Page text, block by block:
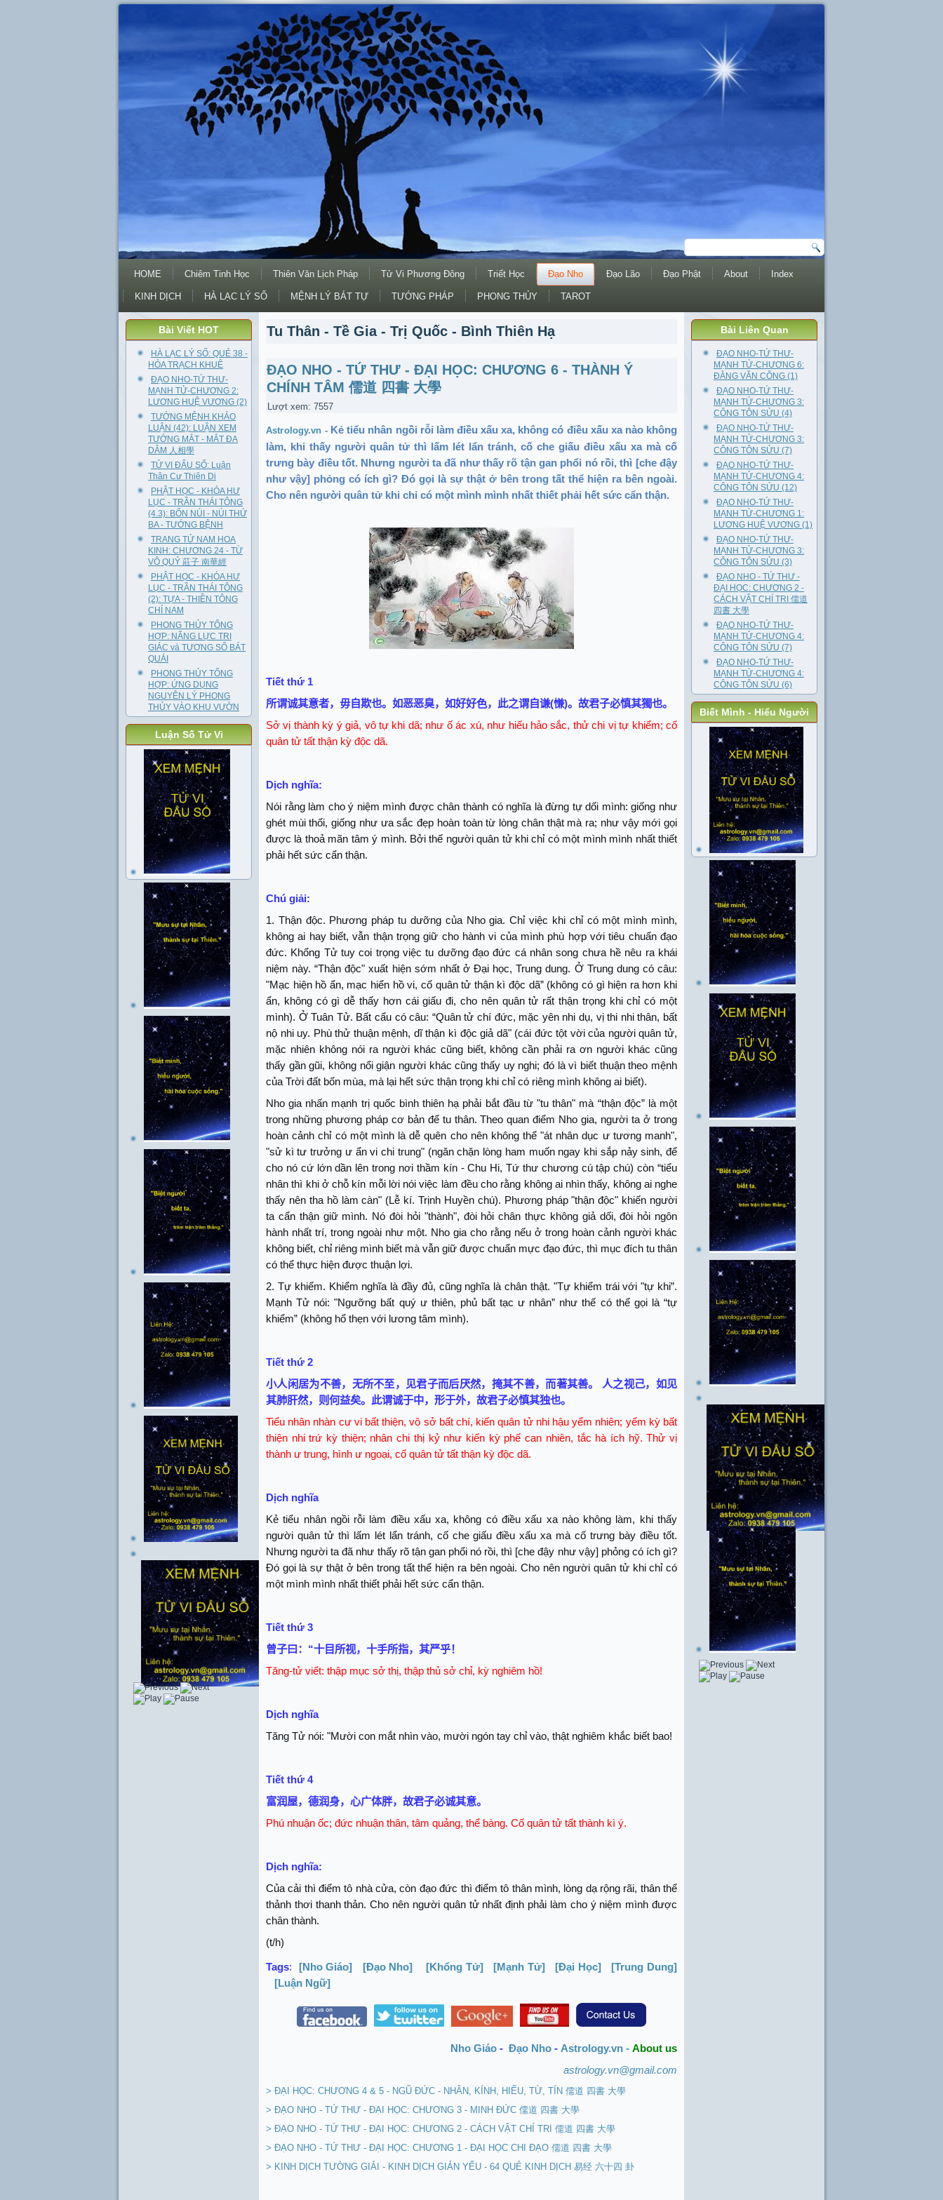
HOME Chiêm Tinh Học Thiên Văn Lịch Pháp Tử Vi Phương Đông Triết Học Đạo Nho Đạo Lão Đạo Phật About Index
KINH DỊCH HÀ LẠC LÝ SỐ MỆNH LÝ BÁT TỰ TƯỚNG PHÁP PHONG THỦY TAROT
Bài Viết HOT
HÀ LẠC LÝ SỐ: QUẺ 38 -
HỎA TRẠCH KHUÊ
ĐẠO NHO-TỨ THƯ-
MẠNH TỬ-CHƯƠNG 2:
LƯƠNG HUỆ VƯƠNG (2)
TƯỚNG MỆNH KHẢO
LUẬN (42): LUẬN XEM
TƯỚNG MẮT - MẮT ĐA
DÂM 人相學
TỬ VI ĐẨU SỐ: Luận
Thân Cư Thiên Di
PHẬT HỌC - KHÓA HƯ
LỤC - TRẦN THÁI TÔNG
(4.3): BỐN NÚI - NÚI THỨ
BA - TƯỚNG BỆNH
TRANG TỬ NAM HOA
KINH: CHƯƠNG 24 - TỪ
VÔ QUỶ 莊子 南華經
PHẬT HỌC - KHÓA HƯ
LỤC - TRẦN THÁI TÔNG
(2): TỰA - THIỀN TÔNG
CHỈ NAM
PHONG THỦY TỔNG
HỢP: NĂNG LỰC TRI
GIÁC và TƯỢNG SỐ BÁT
QUÁI
PHONG THỦY TỔNG
HỢP: ỨNG DỤNG
NGUYÊN LÝ PHONG
THỦY VÀO KHU VƯỜN
Luận Số Tử Vi
Tu Thân - Tề Gia - Trị Quốc - Bình Thiên Hạ
ĐẠO NHO - TỨ THƯ - ĐẠI HỌC: CHƯƠNG 6 - THÀNH Ý
CHÍNH TÂM 儒道 四書 大學
Lượt xem: 7557
Astrology.vn - Kẻ tiểu nhân ngồi rỗi làm điều xấu xa, không có điều xấu xa nào không
làm, khi thấy người quân tử thì lấm lét lẩn tránh, cố che giấu điều xấu xa mà cố
trưng bày điều tốt. Nhưng người ta đã như thấy rõ tận gan phổi nó rồi, thì [che đậy
như vậy] phỏng có ích gì? Đó gọi là sự thật ở bên trong tất thể hiện ra bên ngoài.
Cho nên người quân tử khi chỉ có một mình mình nhất thiết phải hết sức cẩn thận.
Tiết thứ 1
所谓诚其意者，毋自欺也。如恶恶臭，如好好色，此之谓自谦(慊)。故君子必慎其獨也。
Sở vị thành kỳ ý giả, vô tự khi dã; như ố ác xú, như hiếu hảo sắc, thử chi vị tự khiểm; cố
quân tử tất thận kỳ độc dã.
Dịch nghĩa:
Nói rằng làm cho ý niệm mình được chân thành có nghĩa là đừng tự dối mình: giống như
ghét mùi thối, giống như ưa sắc đẹp hoàn toàn từ lòng chân thật mà ra; như vậy mới gọi
được là thoả mãn tâm ý mình. Bởi thế người quân tử khi chỉ có một mình mình nhất thiết
phải hết sức cẩn thận.
Chú giải:
1. Thận độc. Phương pháp tu dưỡng của Nho gia. Chỉ việc khi chỉ có một mình mình,
không ai hay biết, vẫn thận trọng giữ cho hành vi của mình phù hợp với tiêu chuẩn đạo
đức. Khổng Tử tuy coi trọng việc tu dưỡng đạo đức cá nhân song chưa hề nêu ra khái
niệm này. “Thận độc" xuất hiện sớm nhất ở Đại học, Trung dung. Ở Trung dung có câu:
"Mạc hiện hồ ẩn, mạc hiển hồ vi, cố quân tử thận kì độc dã” (không có gì hiện ra hơn khi
ẩn, không có gì dễ thấy hơn cái giấu đi, cho nên quân tử rất thận trọng khi chỉ có một
mình). Ở Tuân Tử. Bất cẩu có câu: “Quân tử chí đức, mặc yên nhi dụ, vị thi nhi thân, bất
nộ nhi uy. Phù thử thuận mệnh, dĩ thận kì độc giả dã" (cái đức tột vời của người quân tử,
mặc nhiên không nói ra người khác cũng biết, không cần phải ra ơn người khác cũng
thấy gần gũi, không nổi giận người khác cũng thấy uy nghi; đó là vì biết thuận theo mệnh
của Trời đất bốn mùa, mà lại hết sức thận trọng khi chỉ có riêng mình không ai biết).
Nho gia nhấn mạnh trị quốc bình thiên hạ phải bắt đầu từ "tu thân" mà “thận độc” là một
trong những phương pháp cơ bản để tu thân. Theo quan điểm Nho gia, người ta ở trong
hoàn cảnh chỉ có một mình là dễ quên cho nên không thể "át nhân dục ư tương manh",
"sử kì tư trưởng ư ẩn vi chi trung" (ngăn chặn lòng ham muốn ngay khi sắp nảy sinh, để
cho nó cứ lớn dần lên trong nơi thầm kín - Chu Hi, Tứ thư chương cú tập chú) còn “tiểu
nhân thì khi ở chỗ kín mỗi lời nói việc làm đều cho rằng không ai nhìn thấy, không ai nghe
thấy nên tha hồ làm càn" (Lễ kí. Trịnh Huyền chú). Phương pháp "thận độc" khiến người
ta cẩn thận giữ mình. Nó đòi hỏi "thành", đòi hỏi chân thực không giả dối, đòi hỏi ngôn
hành nhất trí, trong ngoài như một. Nho gia cho rằng nếu ở trong hoàn cảnh người khác
không biết, chỉ riêng mình biết mà vẫn giữ được chuẩn mực đạo đức, thì mục đích tu thân
có thể thực hiện được thuận lợi.
2. Tự khiểm. Khiểm nghĩa là đầy đủ, cũng nghĩa là chân thật. "Tự khiểm trái với "tự khi”.
Mạnh Tử nói: "Ngưỡng bất quý ư thiên, phủ bất tạc ư nhân” như thế có thể gọi là “tự
khiểm” (không hổ thẹn với lương tâm mình).
Tiết thứ 2
小人闲居为不善，无所不至，见君子而后厌然，掩其不善，而著其善。
人之视己，如见
其肺肝然，则何益矣。此谓诚于中，形于外，故君子必慎其独也。
Tiểu nhân nhàn cư vi bất thiện, vô sở bất chí, kiến quân tử nhi hậu yểm nhiên; yếm kỳ bất
thiện nhi trứ kỳ thiện; nhân chi thị kỷ như kiến kỳ phế can nhiên, tắc hà ích hỹ. Thử vị
thành ư trung, hình ư ngoại, cố quân tử tất thận kỳ độc dã.
Dịch nghĩa
Kẻ tiểu nhân ngồi rỗi làm điều xấu xa, không có điều xấu xa nào không làm, khi thấy
người quân tử thì lấm lét lẩn tránh, cố che giấu điều xấu xa mà cố trưng bày điều tốt.
Nhưng người ta đã như thấy rõ tận gan phổi nó rồi, thì [che đậy như vậy] phỏng có ích gì?
Đó gọi là sự thật ở bên trong tất thể hiện ra bên ngoài. Cho nên người quân tử khi chỉ có
một mình mình nhất thiết phải hết sức cẩn thận.
Tiết thứ 3
曾子曰： “十目所视，十手所指，其严乎！
Tăng-tử viết: thập mục sở thị, thập thủ sở chỉ, kỳ nghiêm hồ!
Dịch nghĩa
Tăng Tử nói: "Mười con mắt nhìn vào, mười ngón tay chỉ vào, thật nghiêm khắc biết bao!
Tiết thứ 4
富润屋，德润身，心广体胖，故君子必诚其意。
Phú nhuận ốc; đức nhuận thân, tâm quảng, thể bàng. Cố quân tử tất thành kì ý.
Dịch nghĩa:
Của cải thì điểm tô nhà cửa, còn đạo đức thì điểm tô thân mình, lòng dạ rộng rãi, thân thể
thảnh thơi thanh thản. Cho nên người quân tử nhất định phải làm cho ý niệm mình được
chân thành.
(t/h)
Tags: [Nho Giáo] [Đạo Nho] [Khổng Tử] [Mạnh Tử] [Đại Học]
[Trung Dung]
[Luận Ngữ]
Nho Giáo - Đạo Nho - Astrology.vn - About us
astrology.vn@gmail.com
> ĐẠI HỌC: CHƯƠNG 4 & 5 - NGŨ ĐỨC - NHÂN, KÍNH, HIẾU, TỪ, TÍN 儒道 四書 大學
> ĐẠO NHO - TỨ THƯ - ĐẠI HỌC: CHƯƠNG 3 - MINH ĐỨC 儒道 四書 大學
> ĐẠO NHO - TỨ THƯ - ĐẠI HỌC: CHƯƠNG 2 - CÁCH VẬT CHÍ TRI 儒道 四書 大學
> ĐẠO NHO - TỨ THƯ - ĐẠI HỌC: CHƯƠNG 1 - ĐẠI HỌC CHI ĐẠO 儒道 四書 大學
> KINH DỊCH TƯỜNG GIẢI - KINH DỊCH GIẢN YẾU - 64 QUẺ KINH DỊCH 易经 六十四 卦
Bài Liên Quan
ĐẠO NHO-TỨ THƯ-
MẠNH TỬ-CHƯƠNG 6:
ĐẰNG VĂN CÔNG (1)
ĐẠO NHO-TỨ THƯ-
MẠNH TỬ-CHƯƠNG 3:
CÔNG TÔN SỬU (4)
ĐẠO NHO-TỨ THƯ-
MẠNH TỬ-CHƯƠNG 3:
CÔNG TÔN SỬU (7)
ĐẠO NHO-TỨ THƯ-
MẠNH TỬ-CHƯƠNG 4:
CÔNG TÔN SỬU (12)
ĐẠO NHO-TỨ THƯ-
MẠNH TỬ-CHƯƠNG 1:
LƯƠNG HUỆ VƯƠNG (1)
ĐẠO NHO-TỨ THƯ-
MẠNH TỬ-CHƯƠNG 3:
CÔNG TÔN SỬU (3)
ĐẠO NHO - TỨ THƯ -
ĐẠI HỌC: CHƯƠNG 2 -
CÁCH VẬT CHÍ TRI 儒道
四書 大學
ĐẠO NHO-TỨ THƯ-
MẠNH TỬ-CHƯƠNG 4:
CÔNG TÔN SỬU (7)
ĐẠO NHO-TỨ THƯ-
MẠNH TỬ-CHƯƠNG 4:
CÔNG TÔN SỬU (6)
Biết Mình - Hiểu Người